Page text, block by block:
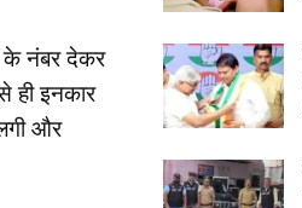
के नंबर देकर
ही इनकार
और